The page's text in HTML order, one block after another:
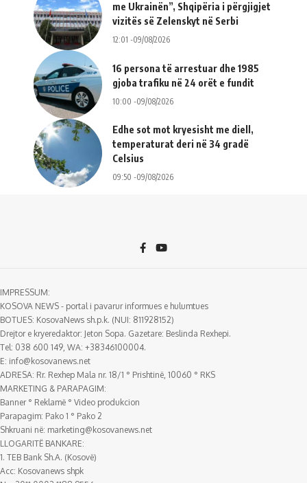
me Ukrainën”, Shqipëria i përgjigjet
vizitës së Zelenskyt në Serbi
12:01 -09/08/2026
16 persona të arrestuar dhe 1985
gjoba trafiku në 24 orët e fundit
10:00 -09/08/2026
Edhe sot mot kryesisht me diell,
temperaturat deri në 34 gradë
Celsius
09:50 -09/08/2026
IMPRESSUM:
KOSOVA NEWS - portal i pavarur informues e hulumtues
BOTUES: KosovaNews sh.p.k. (NUI: 811928152)
Drejtor e kryeredaktor: Jeton Sopa. Gazetare: Beslinda Rexhepi.
Tel: 038 600 149, WA: +38346100004.
E: info@kosovanews.net
ADRESA: Rr. Rexhep Mala nr. 18/1 ° Prishtinë, 10060 ° RKS
MARKETING & PARAPAGIM:
Banner ° Reklamë ° Video produkcion
Parapagim: Pako 1 ° Pako 2
Shkruani në: marketing@kosovanews.net
LLOGARITË BANKARE:
1. TEB Bank Sh.A. (Kosovë)
Acc: Kosovanews shpk